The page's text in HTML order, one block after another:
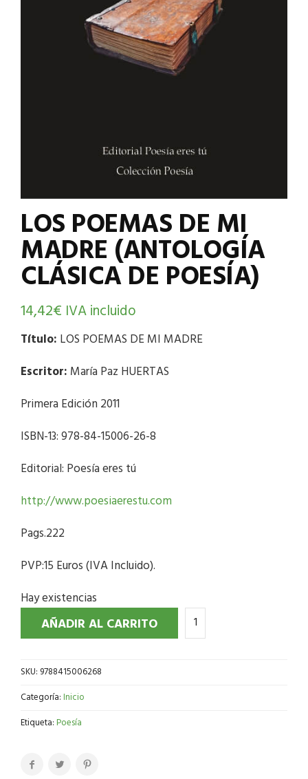
LOS POEMAS DE MI
MADRE (ANTOLOGÍA
CLÁSICA DE POESÍA)
14,42€ IVA incluido
Título: LOS POEMAS DE MI MADRE
Escritor: María Paz HUERTAS
Primera Edición 2011
ISBN-13: 978-84-15006-26-8
Editorial: Poesía eres tú
http://www.poesiaerestu.com
Pags.222
PVP:15 Euros (IVA Incluido).
Hay existencias
AÑADIR AL CARRITO
SKU: 9788415006268
Categoría:Inicio
Etiqueta:Poesía